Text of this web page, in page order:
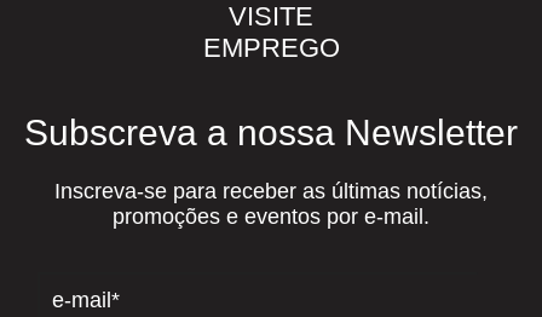
VISITE
EMPREGO
Subscreva a nossa Newsletter
Inscreva-se para receber as últimas notícias,
promoções e eventos por e-mail.